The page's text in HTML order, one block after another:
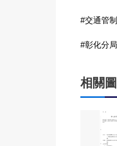
#交通管制
#彰化分
相關